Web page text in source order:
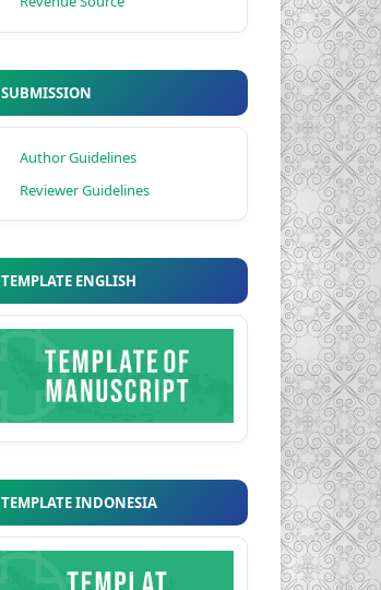
SUBMISSION
Author Guidelines
Reviewer Guidelines
TEMPLATE ENGLISH
TEMPLATE INDONESIA